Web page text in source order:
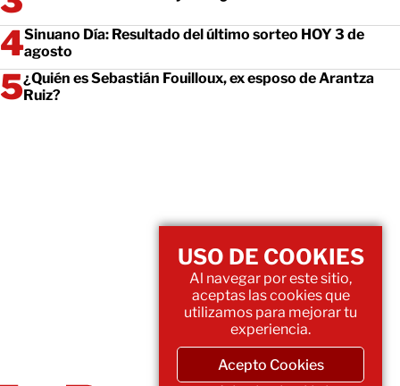
Sinuano Día: Resultado del último sorteo HOY 3 de
agosto
¿Quién es Sebastián Fouilloux, ex esposo de Arantza
Ruiz?
USO DE COOKIES
Al navegar por este sitio,
aceptas las cookies que
utilizamos para mejorar tu
experiencia.
Acepto Cookies